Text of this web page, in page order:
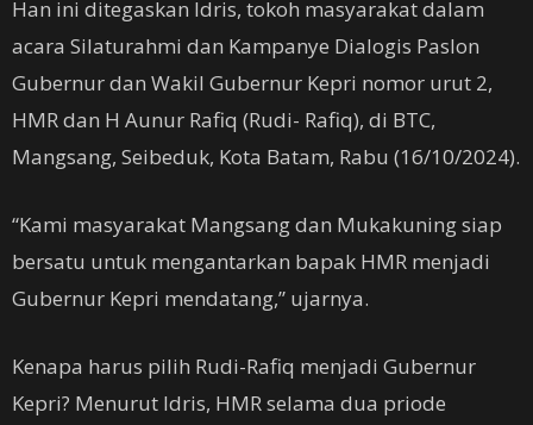
Han ini ditegaskan Idris, tokoh masyarakat dalam
acara Silaturahmi dan Kampanye Dialogis Paslon
Gubernur dan Wakil Gubernur Kepri nomor urut 2,
HMR dan H Aunur Rafiq (Rudi- Rafiq), di BTC,
Mangsang, Seibeduk, Kota Batam, Rabu (16/10/2024).
“Kami masyarakat Mangsang dan Mukakuning siap
bersatu untuk mengantarkan bapak HMR menjadi
Gubernur Kepri mendatang,” ujarnya.
Kenapa harus pilih Rudi-Rafiq menjadi Gubernur
Kepri? Menurut Idris, HMR selama dua priode